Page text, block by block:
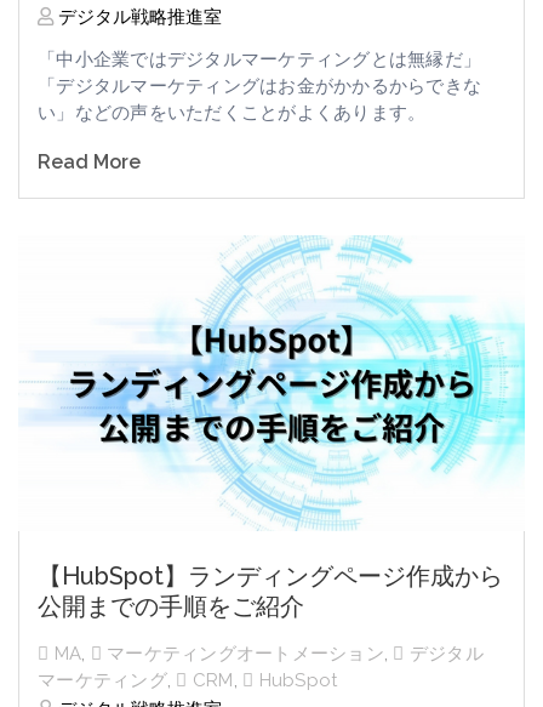
デジタル戦略推進室
「中小企業ではデジタルマーケティングとは無縁だ」
「デジタルマーケティングはお金がかかるからできな
い」などの声をいただくことがよくあります。
Read More
【HubSpot】ランディングページ作成から
公開までの手順をご紹介
MA, マーケティングオートメーション,
デジタル
マーケティング, CRM,
HubSpot